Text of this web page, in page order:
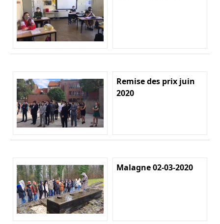
Remise des prix juin
2020
Malagne 02-03-2020